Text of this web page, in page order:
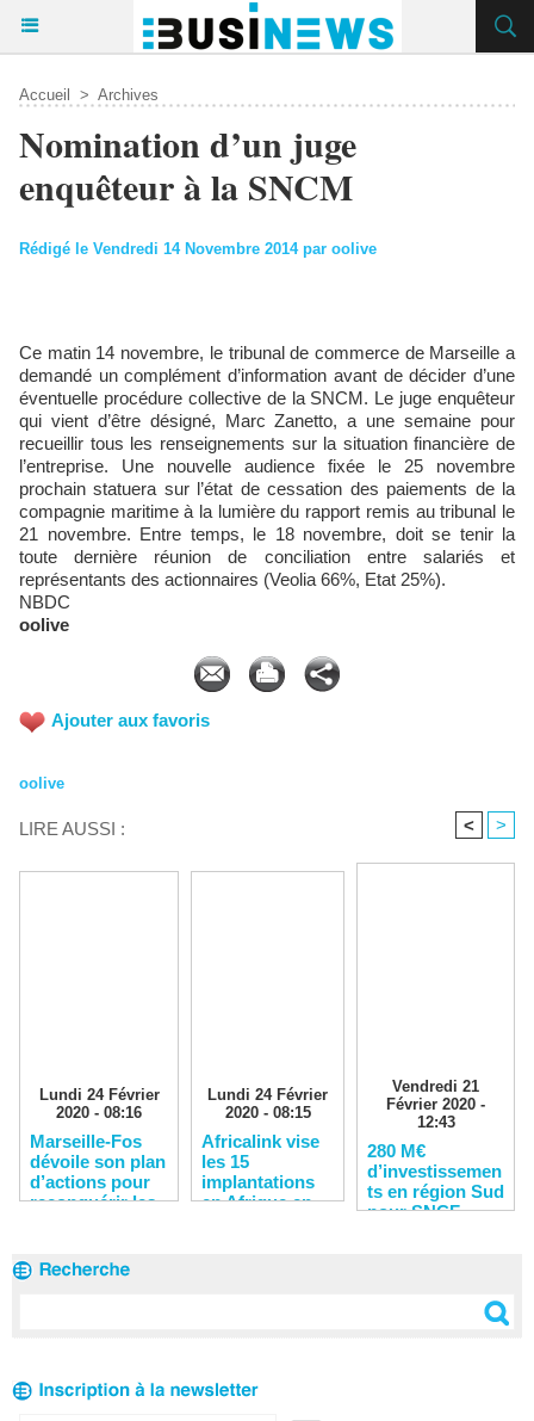
Accueil > Archives
Nomination d’un juge
enquêteur à la SNCM
Rédigé le Vendredi 14 Novembre 2014 par oolive
Ce matin 14 novembre, le tribunal de commerce de Marseille a
demandé un complément d’information avant de décider d’une
éventuelle procédure collective de la SNCM. Le juge enquêteur
qui vient d’être désigné, Marc Zanetto, a une semaine pour
recueillir tous les renseignements sur la situation financière de
l’entreprise. Une nouvelle audience fixée le 25 novembre
prochain statuera sur l’état de cessation des paiements de la
compagnie maritime à la lumière du rapport remis au tribunal le
21 novembre. Entre temps, le 18 novembre, doit se tenir la
toute dernière réunion de conciliation entre salariés et
représentants des actionnaires (Veolia 66%, Etat 25%).
NBDC
oolive
Ajouter aux favoris
oolive
LIRE AUSSI : < >
Lundi 24 Février
2020 - 08:16
Marseille-Fos
dévoile son plan
d’actions pour
reconquérir les
Lundi 24 Février
2020 - 08:15
Africalink vise
les 15
implantations
en Afrique en
Vendredi 21
Février 2020 -
12:43
280 M€
d’investissemen
ts en région Sud
pour SNCF